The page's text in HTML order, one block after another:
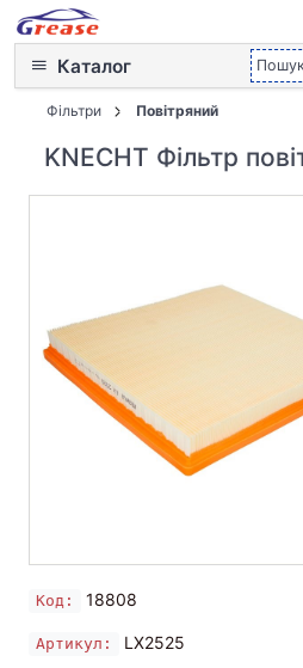
Каталог
Фільтри Повітряний
KNECHT Фільтр
Код: 18808
Артикул: LX2525